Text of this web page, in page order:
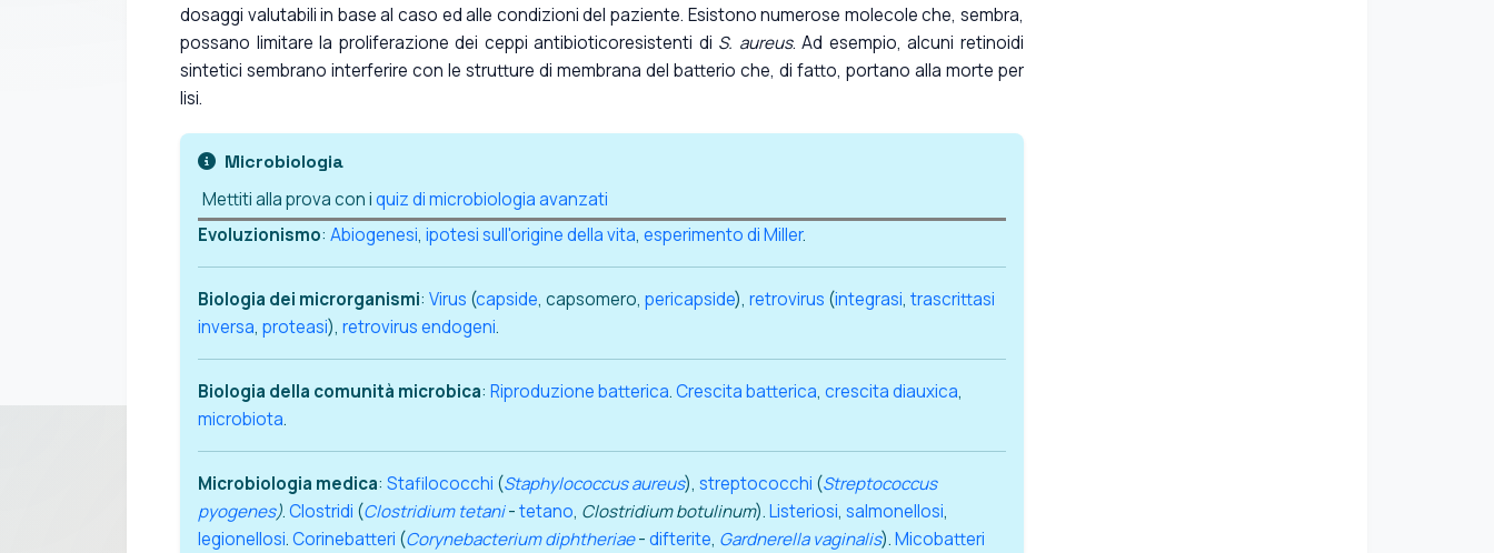
dosaggi valutabili in base al caso ed alle condizioni del paziente. Esistono numerose molecole che, sembra,
possano limitare la proliferazione dei ceppi antibioticoresistenti di S. aureus. Ad esempio, alcuni retinoidi
sintetici sembrano interferire con le strutture di membrana del batterio che, di fatto, portano alla morte per
lisi.
Microbiologia
Mettiti alla prova con iquiz di microbiologia avanzati
Evoluzionismo: Abiogenesi, ipotesi sull'origine della vita, esperimento di Miller.
Biologia dei microrganismi: Virus (capside, capsomero, pericapside), retrovirus (integrasi, trascrittasi
inversa, proteasi), retrovirus endogeni.
Biologia della comunità microbica: Riproduzione batterica.Crescita batterica, crescita diauxica,
microbiota.
Microbiologia medica: Stafilococchi (Staphylococcus aureus), streptococchi (Streptococcus
pyogenes).Clostridi (Clostridium tetani-tetano, Clostridium botulinum).Listeriosi, salmonellosi,
legionellosi.Corinebatteri (Corynebacterium diphtheriae-difterite, Gardnerella vaginalis).Micobatteri